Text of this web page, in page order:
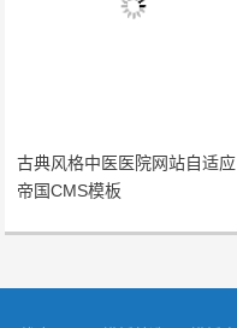
古典风格中医医院网站自适应
帝国CMS模板